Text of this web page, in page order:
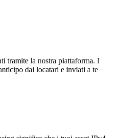
tramite la nostra piattaforma. I
dai locatari e inviati a te